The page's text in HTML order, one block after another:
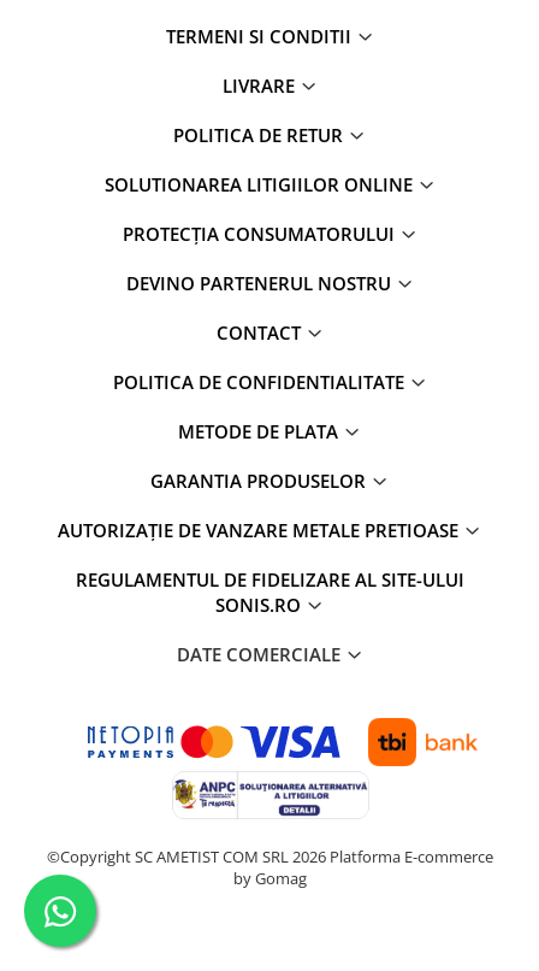
TERMENI SI CONDITII
LIVRARE
POLITICA DE RETUR
SOLUTIONAREA LITIGIILOR ONLINE
PROTECȚIA CONSUMATORULUI
DEVINO PARTENERUL NOSTRU
CONTACT
POLITICA DE CONFIDENTIALITATE
METODE DE PLATA
GARANTIA PRODUSELOR
AUTORIZAȚIE DE VANZARE METALE PRETIOASE
REGULAMENTUL DE FIDELIZARE AL SITE-ULUI
SONIS.RO
DATE COMERCIALE
©Copyright SC AMETIST COM SRL 2026 Platforma E-commerce
by Gomag